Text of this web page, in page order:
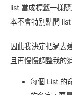
list 當成標籤一樣
本不會特別點開
因此我決定把過去
且再慢慢調整我的
每個 List 的